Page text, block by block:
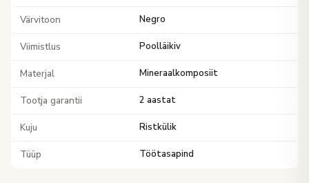
Värvitoon Negro
Viimistlus Poolläikiv
Materjal Mineraalkomposiit
Tootja garantii 2 aastat
Kuju Ristkülik
Tüüp Töötasapind